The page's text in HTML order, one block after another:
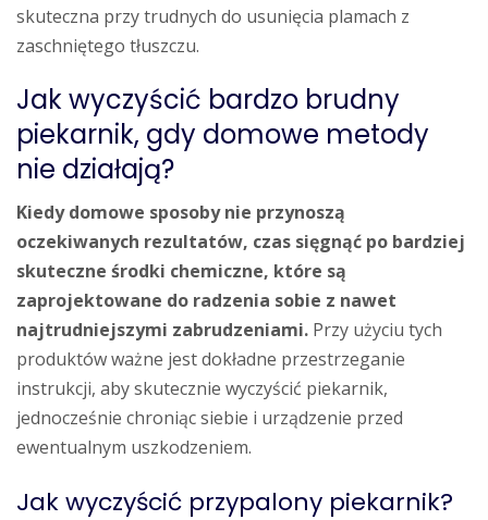
skuteczna przy trudnych do usunięcia plamach z
zaschniętego tłuszczu.
Jak wyczyścić bardzo brudny
piekarnik, gdy domowe metody
nie działają?
Kiedy domowe sposoby nie przynoszą
oczekiwanych rezultatów, czas sięgnąć po bardziej
skuteczne środki chemiczne, które są
zaprojektowane do radzenia sobie z nawet
najtrudniejszymi zabrudzeniami. Przy użyciu tych
produktów ważne jest dokładne przestrzeganie
instrukcji, aby skutecznie wyczyścić piekarnik,
jednocześnie chroniąc siebie i urządzenie przed
ewentualnym uszkodzeniem.
Jak wyczyścić przypalony piekarnik?